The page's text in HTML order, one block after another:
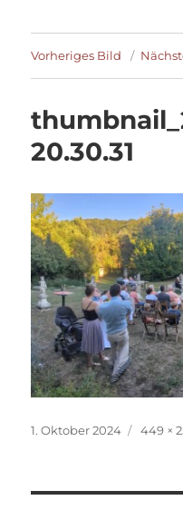
Vorheriges Bild
20.30.31
Veröffentlicht
1. Oktober 2024 449 ×